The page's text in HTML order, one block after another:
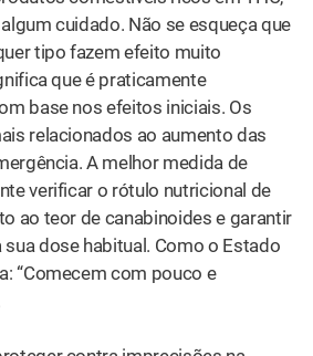
Infelizmente, as
fazem
com que as folhas e
não estejam disponíveis para
a elas, vá em frente.
cannabis também podem ser
de fato, esse tipo de ingestão
da história. Na Índia, Egito e
concentrada, conhecida como
popular. Fumar cannabis, apesar
não era comum até os anos 1500.
menos habitual atualmente.